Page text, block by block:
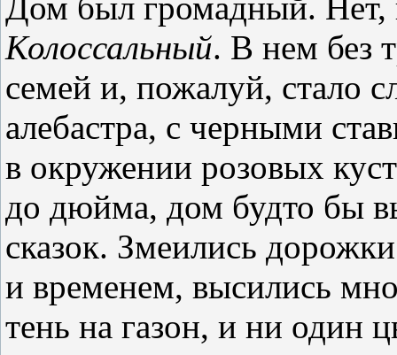
Колоссальный. В нем без
семей и, пожалуй, стало
алебастра, с черными
в окружении розовых
до дюйма, дом будто бы
сказок. Змеились
и временем, высились
тень на газон, и ни один